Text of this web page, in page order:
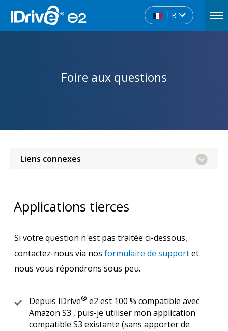
FR
Foire aux questions
Liens connexes
Applications tierces
Si votre question n'est pas traitée ci-dessous,
contactez-nous via nos formulaire de supportet
nous vous répondrons sous peu.
Depuis IDrive® e2 est 100 % compatible avec
Amazon S3 , puis-je utiliser mon application
compatible S3 existante (sans apporter de